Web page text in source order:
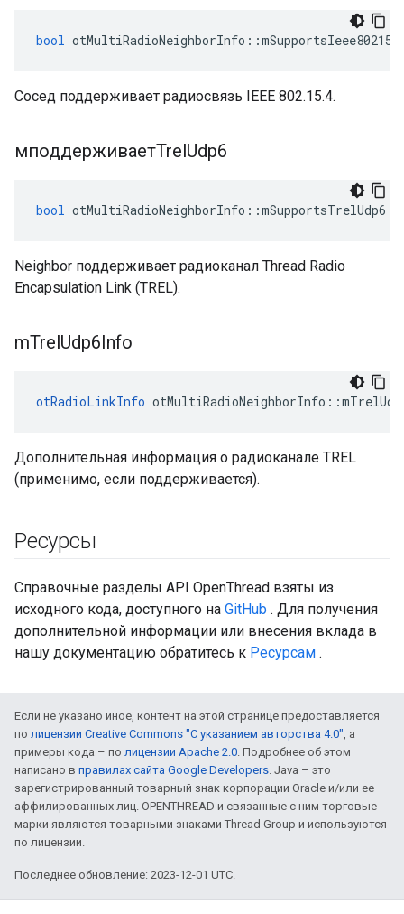
bool otMultiRadioNeighborInfo ::mSupportsIeee802154
Сосед поддерживает радиосвязь IEEE 802.15.4.
мподдерживаетTrelUdp6
bool otMultiRadioNeighborInfo ::mSupportsTrelUdp6
Neighbor поддерживает радиоканал Thread Radio
Encapsulation Link (TREL).
mTrelUdp6Info
otRadioLinkInfo otMultiRadioNeighborInfo ::
Дополнительная информация о радиоканале TREL
(применимо, если поддерживается).
Ресурсы
Справочные разделы API OpenThread взяты из
исходного кода, доступного на GitHub . Для получения
дополнительной информации или внесения вклада в
нашу документацию обратитесь к Ресурсам .
Если не указано иное, контент на этой странице предоставляется
по лицензии Creative Commons "С указанием авторства 4.0", а
примеры кода – по лицензии Apache 2.0. Подробнее об этом
написано в правилах сайта Google Developers. Java – это
зарегистрированный товарный знак корпорации Oracle и/или ее
аффилированных лиц. OPENTHREAD и связанные с ним торговые
марки являются товарными знаками Thread Group и используются
по лицензии.
Последнее обновление: 2023-12-01 UTC.